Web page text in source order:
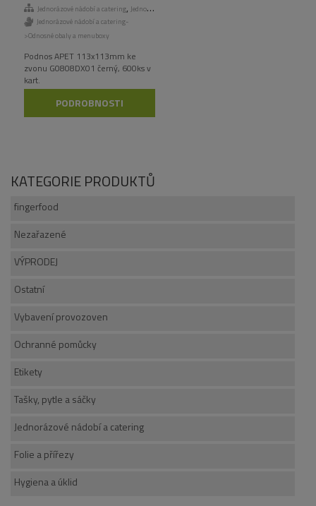
Jednorázové nádobí a catering, Jednorázové talíře a misky
Jednorázové nádobí a catering-
>Odnosné obaly a menuboxy
Podnos APET 113x113mm ke
zvonu G0808DX01 černý, 600ks v
kart.
PODROBNOSTI
KATEGORIE PRODUKTŮ
fingerfood
Nezařazené
VÝPRODEJ
Ostatní
Vybavení provozoven
Ochranné pomůcky
Etikety
Tašky, pytle a sáčky
Jednorázové nádobí a catering
Folie a přířezy
Hygiena a úklid